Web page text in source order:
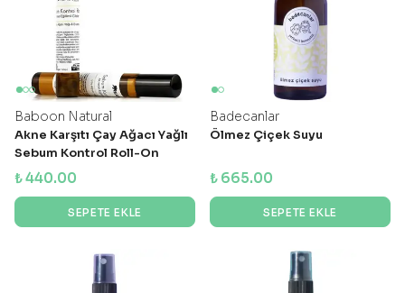
Baboon Natural
Akne Karşıtı Çay Ağacı Yağlı
Sebum Kontrol Roll-On
₺ 440.00
SEPETE EKLE
Badecanlar
Ölmez Çiçek Suyu
₺ 665.00
SEPETE EKLE